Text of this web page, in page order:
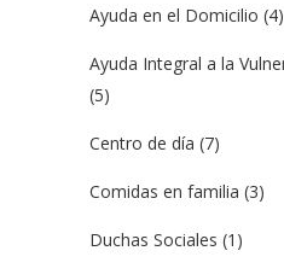
Ayuda en el Domicilio (4)
Ayuda Integral a la
(5)
Centro de día (7)
Comidas en familia (3)
Duchas Sociales (1)